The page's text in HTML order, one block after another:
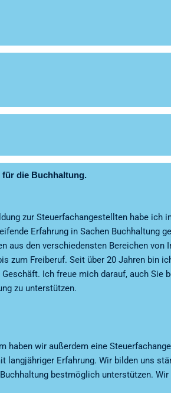
für die Buchhaltung.
zur Steuerfachangestellten habe ich
Erfahrung in Sachen Buchhaltung
aus den verschiedensten Bereichen von
zum Freiberuf. Seit über 20 Jahren bin
Ich freue mich darauf, auch Sie
zu unterstützen.
haben wir außerdem eine
langjähriger Erfahrung. Wir bilden uns
bestmöglich unterstützen. Wir